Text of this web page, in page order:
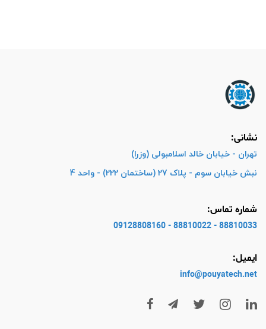
نشانی:
تهران - خیابان خالد اسلامبولی (وزرا)
نبش خیابان سوم - پلاک 27 (ساختمان 222) - واحد 4
شماره تماس:
88810033 - 88810022 - 09128808160
ایمیل:
info@pouyatech.net